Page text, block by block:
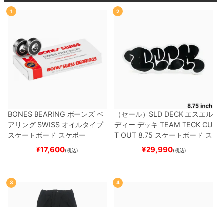
1
BONES BEARING ボーンズ ベ
アリング SWISS オイルタイプ
スケートボード スケボー
¥17,600(税込)
2
（セール） SLD DECK エスエル
ディー デッキ TEAM TECK CU
T OUT 8.75 スケートボード ス
¥29,990(税込)
3 4